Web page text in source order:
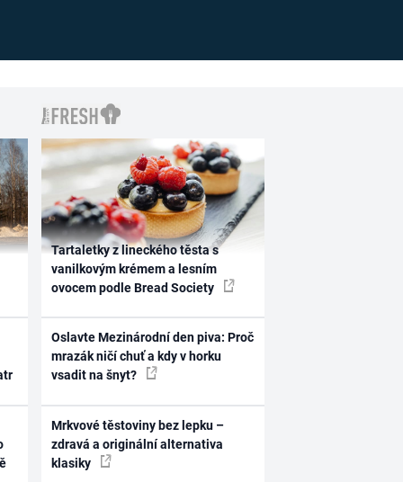
Tartaletky z lineckého těsta s
vanilkovým krémem a lesním
ovocem podle Bread Society
Oslavte Mezinárodní den piva: Proč
mrazák ničí chuť a kdy v horku
vsadit na šnyt?
Mrkvové těstoviny bez lepku –
zdravá a originální alternativa
klasiky